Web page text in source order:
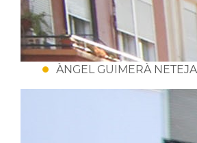
ÀNGEL GUIMERÀ